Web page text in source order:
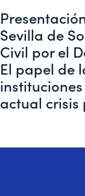
Sevilla de
Civil por el
El papel de
actual crisis